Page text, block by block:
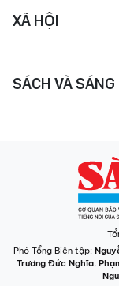
XÃ HỘI
SÁCH VÀ SÁNG
Phó Tổng Biên tập:
Trương Đức Nghĩa,